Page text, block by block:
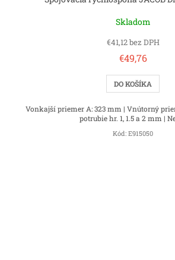
Skladom
€41,12 bez DPH
€49,76
DO KOŠÍKA
Vonkajší priemer A: 323 mm | Vnútorný
potrubie hr. 1, 1.5 a 2 mm |
Kód: E915050